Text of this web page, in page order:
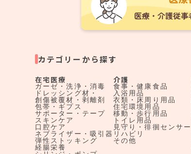
カテゴリーから探す
在宅医療
ガーゼ・洗浄・消毒
ドレッシング材・
創傷被覆材・剥離剤
包帯・ギプス
サポーター・テープ
スキンケア
口腔ケア
ネブライザー・吸引器
弾性ストッキング
経腸栄養
介護
食事・健康食品
入浴用品
衣類・床周り用品
住宅環境用品
移動・歩行用品
トイレ用品
見守り・徘徊センサー
リハビリ
その他